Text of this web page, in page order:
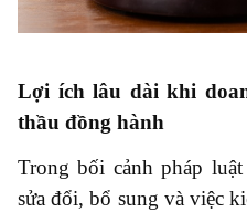
Lợi ích lâu dài khi
thầu đồng hành
Trong bối cảnh pháp
sửa đổi, bổ sung và việc